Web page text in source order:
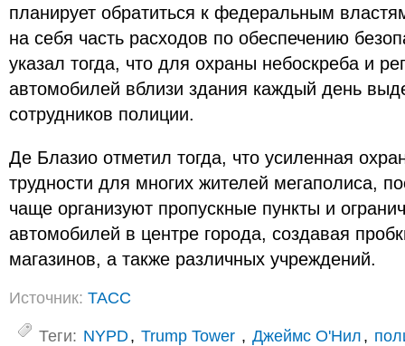
планирует обратиться к федеральным
на себя часть расходов по обеспечению
указал тогда, что для охраны небоскреба и
автомобилей вблизи здания каждый день
сотрудников полиции.
Де Блазио отметил тогда, что усиленная
трудности для многих жителей мегаполиса,
чаще организуют пропускные пункты и
автомобилей в центре города, создавая
магазинов, а также различных учреждений.
Источник: ТАСС
Теги: NYPD, Trump Tower , Джеймс О'Нил,